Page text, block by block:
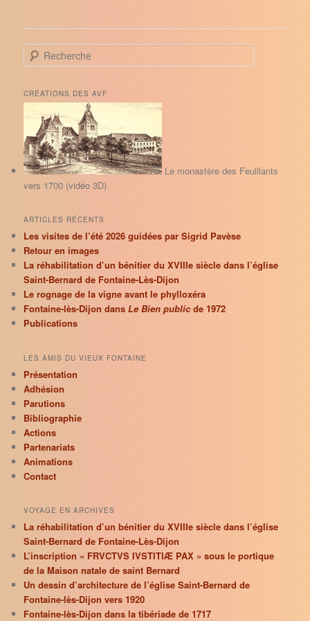
e
h
e
r
h
e
CRÉATIONS DES AVF
Le monastère des Feuillants
vers 1700 (vidéo 3D)
ARTICLES RÉCENTS
Les visites de l’été 2026 guidées par Sigrid Pavèse
Retour en images
La réhabilitation d’un bénitier du XVIIIe siècle dans l’église
Saint-Bernard de Fontaine-Lès-Dijon
Le rognage de la vigne avant le phylloxéra
Fontaine-lès-Dijon dansLe Bien public de 1972
Publications
LES AMIS DU VIEUX FONTAINE
Présentation
Adhésion
Parutions
Bibliographie
Actions
Partenariats
Animations
Contact
VOYAGE EN ARCHIVES
La réhabilitation d’un bénitier du XVIIIe siècle dans l’église
Saint-Bernard de Fontaine-Lès-Dijon
L’inscription « FRVCTVS IVSTITIÆ PAX » sous le portique
de la Maison natale de saint Bernard
Un dessin d’architecture de l’église Saint-Bernard de
Fontaine-lès-Dijon vers 1920
Fontaine-lès-Dijon dans la tibériade de 1717